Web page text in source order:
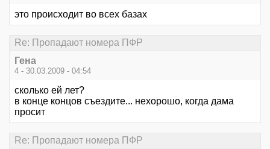
это происходит во всех базах
Re: Пропадают номера ПФР
Гена
4 - 30.03.2009 - 04:54
сколько ей лет?
в конце концов съездите... нехорошо, когда дама
просит
Re: Пропадают номера ПФР